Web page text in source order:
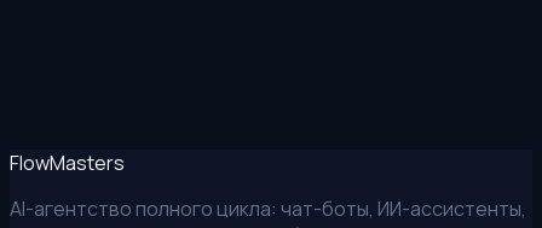
FlowMasters
AI-агентство полного цикла: чат-боты, ИИ-ассистенты,